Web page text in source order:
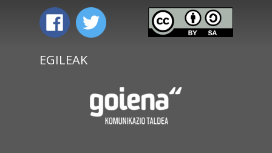
EGILEAK